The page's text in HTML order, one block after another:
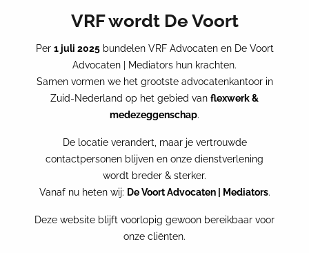
PERSBERICHT: GROOTSTE
ADVOCATENKANTOOR IN
FLEXWERK EN
MEDEZEGGENSCHAP IN ZUID-
NEDERLAND
TILBURG/OISTERWIJK, 19 mei 2025 – De
VRF wordt De Voort
Per 1 juli 2025bundelen VRF Advocaten en De Voort
Advocaten | Mediators hun krachten.
Samen vormen we het grootste advocatenkantoor in
Zuid-Nederland op het gebied van flexwerk &
medezeggenschap.
De locatie verandert, maar je vertrouwde
contactpersonen blijven en onze dienstverlening
wordt breder & sterker.
Vanaf nu heten wij: De Voort Advocaten | Mediators.
Deze website blijft voorlopig gewoon bereikbaar voor
onze cliënten.